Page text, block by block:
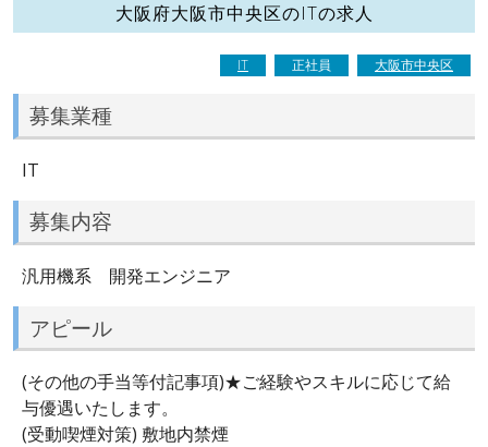
大阪府大阪市中央区のITの求人
IT 正社員 大阪市中央区
募集業種
IT
募集内容
汎用機系 開発エンジニア
アピール
(その他の手当等付記事項)★ご経験やスキルに応じて給
与優遇いたします。
(受動喫煙対策) 敷地内禁煙